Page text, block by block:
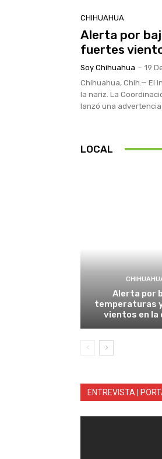
CHIHUAHUA
Alerta por
fuertes
Soy Chihuahua - 19
Chihuahua, Chih.— El
la nariz. La
lanzó una advertencia
LOCAL
Alerta por
temperaturas
vientos en la
ENTREVISTA |